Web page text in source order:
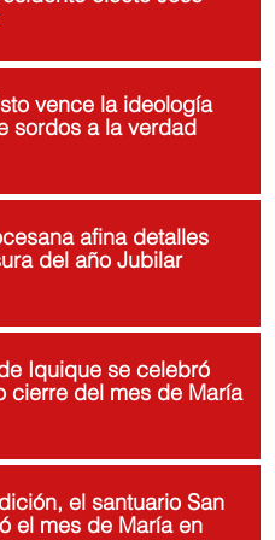
vence la ideología
sordos a la verdad
afina detalles
del año Jubilar
Iquique se celebró
cierre del mes de María
el santuario San
el mes de María en